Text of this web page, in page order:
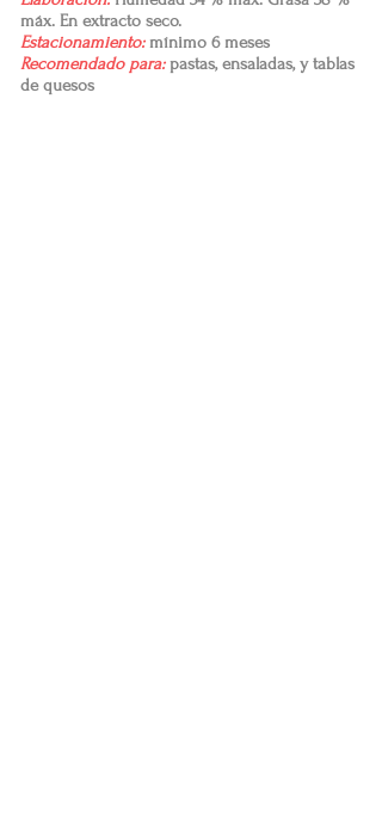
máx. En extracto seco.
Estacionamiento:mínimo 6 meses
Recomendado para:pastas, ensaladas, y tablas
de quesos